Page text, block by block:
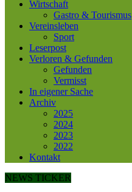
Wirtschaft
Gastro & Tourismus
Vereinsleben
Sport
Leserpost
Verloren & Gefunden
Gefunden
Vermisst
In eigener Sache
Archiv
2025
2024
2023
2022
Kontakt
NEWS TICKER